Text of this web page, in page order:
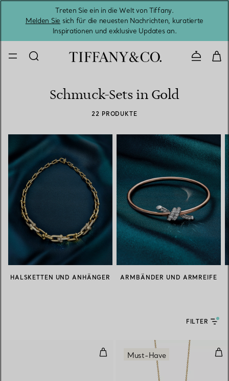
Treten Sie ein in die Welt von Tiffany.
Melden Sie sich für die neuesten Nachrichten, kuratierte
Inspirationen und exklusive Updates an.
Schmuck-Sets in Gold
22 PRODUKTE
HALSKETTEN UND ANHÄNGER ARMBÄNDER UND ARMREIFE
FILTER
Schmaler Wire Armreif in
Must-Have